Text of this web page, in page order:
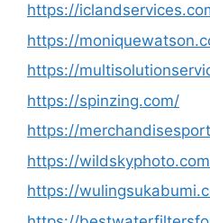
https://
https://
https://
https://spinzing.com/
https://
https://
https://